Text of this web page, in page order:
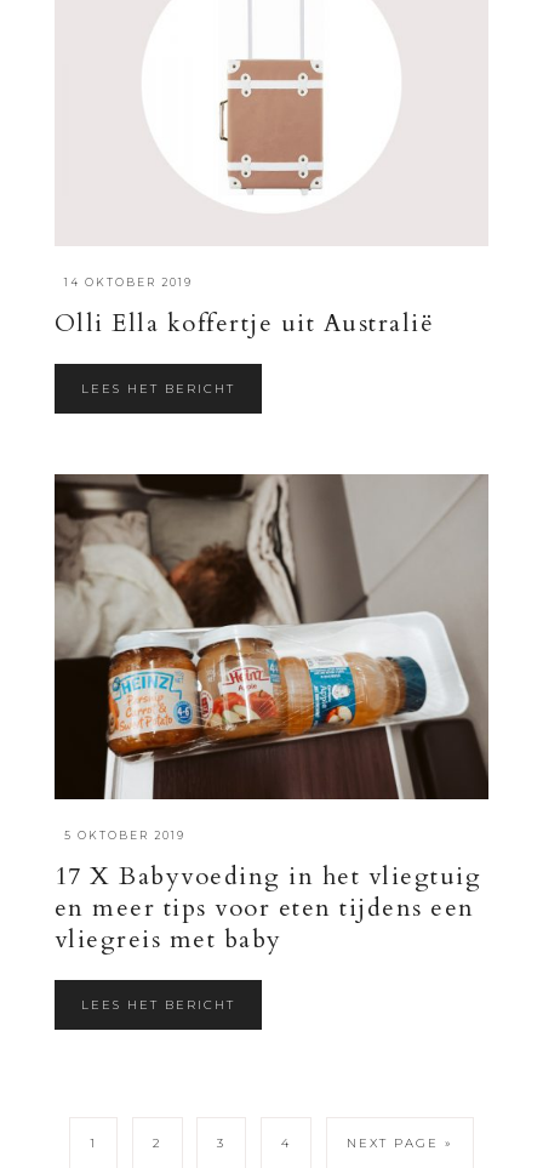
·14 OKTOBER 2019
Olli Ella koffertje uit Australië
LEES HET BERICHT
5 OKTOBER 2019
17 X Babyvoeding in het vliegtuig
en meer tips voor eten tijdens een
vliegreis met baby
LEES HET BERICHT
1 2 3 4 NEXT PAGE »